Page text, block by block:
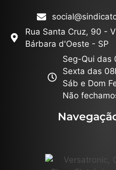
Rua Santa Cruz, 90 -
Bárbara d'Oeste - SP
Seg-Qui das
Sexta das
Sáb e Dom
Não